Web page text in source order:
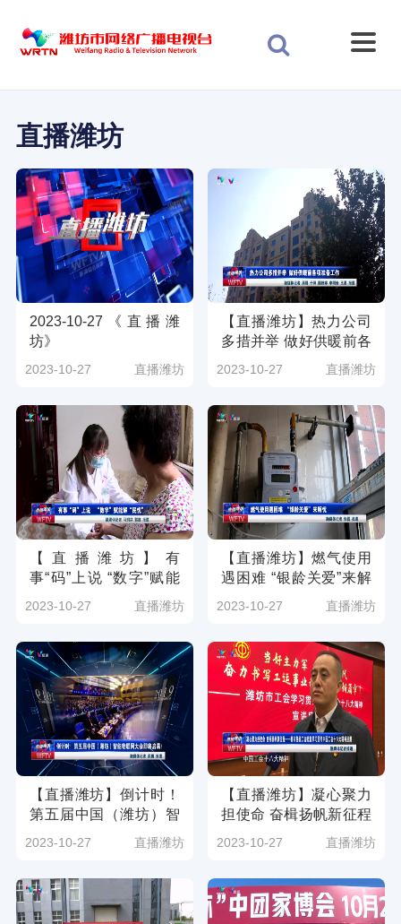
直播潍坊
2023-10-27《直播潍
坊》
2023-10-27 直播潍坊
【直播潍坊】热力公司
多措并举 做好供暖前各
项准备工作（潍坊广电
新媒体讯 记者：周腾
勇）
2023-10-27 直播潍坊
【直播潍坊】有
事“码”上说 “数字”赋能
解“民忧”（潍坊广电新
媒体讯 记者：马玥琪
2023-10-27 直播潍坊
【直播潍坊】燃气使用
遇困难 “银龄关爱”来解
忧（潍坊广电新媒体讯
2023-10-27 直播潍坊
【直播潍坊】倒计时！
第五届中国（潍坊）智
能物联网大会即将启
幕！（潍坊广电新媒体
2023-10-27 直播潍坊
【直播潍坊】凝心聚力
担使命 奋楫扬帆新征程
——我市各级工会掀起
学习贯彻中国工会十八
新媒体讯）
2023-10-27 直播潍坊